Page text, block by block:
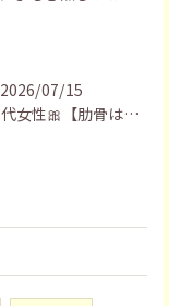
2026/07/15
40代女性🎀【肋骨はがし＋お腹瘦せマッサージ90分】